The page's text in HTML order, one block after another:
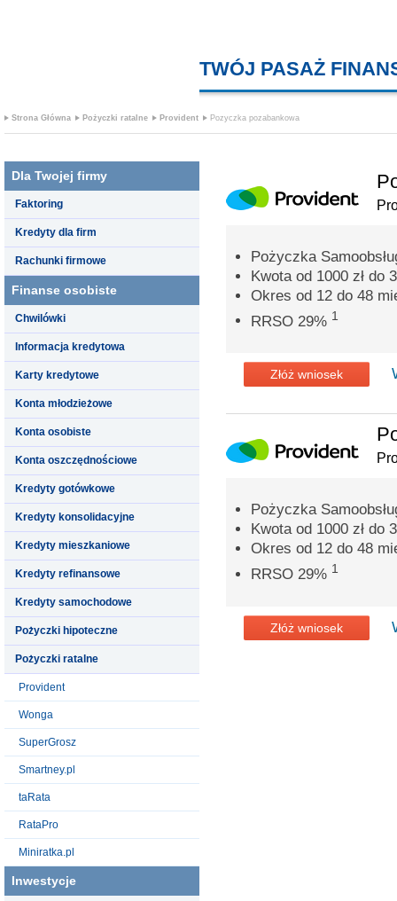
TWÓJ PASAŻ
Strona Główna Pożyczki ratalne Provident Pozyczka pozabankowa
Dla Twojej firmy
Faktoring
Kredyty dla firm
Rachunki firmowe
Finanse osobiste
Chwilówki
Informacja kredytowa
Karty kredytowe
Konta młodzieżowe
Konta osobiste
Konta oszczędnościowe
Kredyty gotówkowe
Kredyty konsolidacyjne
Kredyty mieszkaniowe
Kredyty refinansowe
Kredyty samochodowe
Pożyczki hipoteczne
Pożyczki ratalne
Provident
Wonga
SuperGrosz
Smartney.pl
taRata
RataPro
Miniratka.pl
Inwestycje
Pożyczka
Kwota od 1000 zł do
Okres od 12 do 48
RRSO 29% 1
Złóż wniosek
Pożyczka
Kwota od 1000 zł do
Okres od 12 do 48
RRSO 29% 1
Złóż wniosek